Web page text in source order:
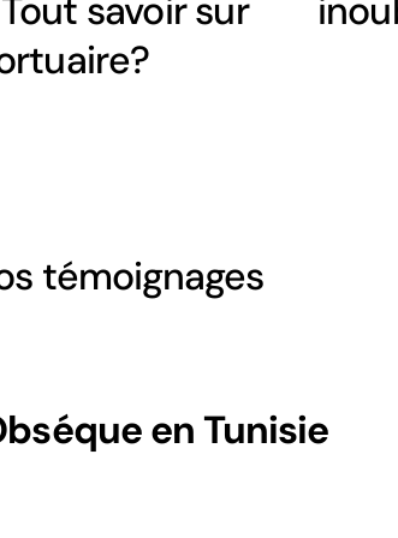
savoir sur
témoignages
en Tunisie